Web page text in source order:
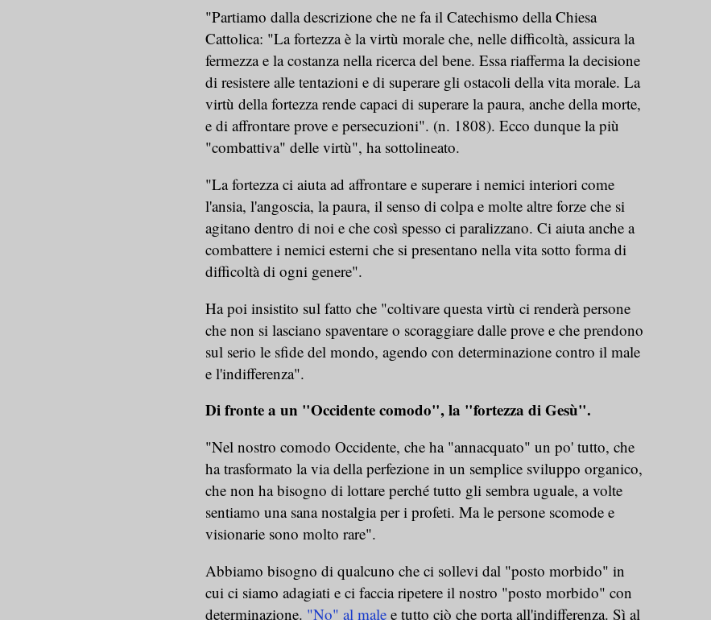
"Partiamo dalla descrizione che ne fa il Catechismo della Chiesa
Cattolica: "La fortezza è la virtù morale che, nelle difficoltà, assicura la
fermezza e la costanza nella ricerca del bene. Essa riafferma la decisione
di resistere alle tentazioni e di superare gli ostacoli della vita morale. La
virtù della fortezza rende capaci di superare la paura, anche della morte,
e di affrontare prove e persecuzioni". (n. 1808). Ecco dunque la più
"combattiva" delle virtù", ha sottolineato.
"La fortezza ci aiuta ad affrontare e superare i nemici interiori come
l'ansia, l'angoscia, la paura, il senso di colpa e molte altre forze che si
agitano dentro di noi e che così spesso ci paralizzano. Ci aiuta anche a
combattere i nemici esterni che si presentano nella vita sotto forma di
difficoltà di ogni genere".
Ha poi insistito sul fatto che "coltivare questa virtù ci renderà persone
che non si lasciano spaventare o scoraggiare dalle prove e che prendono
sul serio le sfide del mondo, agendo con determinazione contro il male
e l'indifferenza".
Di fronte a un "Occidente comodo", la "fortezza di Gesù".
"Nel nostro comodo Occidente, che ha "annacquato" un po' tutto, che
ha trasformato la via della perfezione in un semplice sviluppo organico,
che non ha bisogno di lottare perché tutto gli sembra uguale, a volte
sentiamo una sana nostalgia per i profeti. Ma le persone scomode e
visionarie sono molto rare".
Abbiamo bisogno di qualcuno che ci sollevi dal "posto morbido" in
cui ci siamo adagiati e ci faccia ripetere il nostro "posto morbido" con
determinazione. "No" al malee tutto ciò che porta all'indifferenza. Sì al